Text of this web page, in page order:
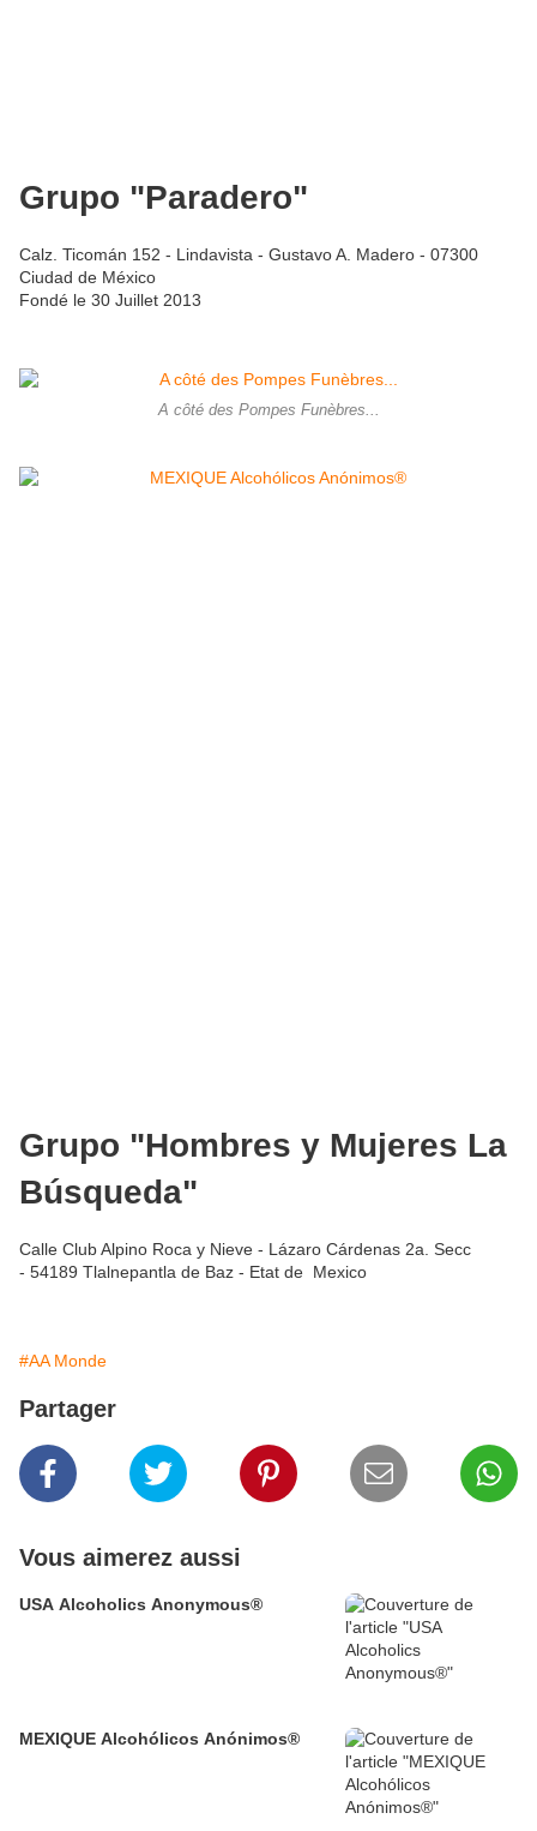
Grupo "Paradero"
Calz. Ticomán 152 - Lindavista - Gustavo A. Madero - 07300
Ciudad de México
Fondé le 30 Juillet 2013
A côté des Pompes Funèbres...
Grupo "Hombres y Mujeres La
Búsqueda"
Calle Club Alpino Roca y Nieve - Lázaro Cárdenas 2a. Secc
- 54189 Tlalnepantla de Baz - Etat de Mexico
#AA Monde
Partager
Vous aimerez aussi
USA Alcoholics Anonymous®
MEXIQUE Alcohólicos Anónimos®